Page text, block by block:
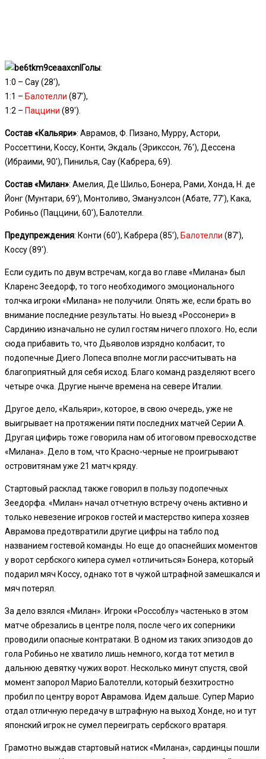
Голы:
1:0 – Сау (28′),
1:1 – Балотелли (87′),
1:2 – Паццини (89′).
Состав «Кальяри»: Аврамов, Ф. Пизано, Мурру, Астори,
Россеттини, Коссу, Конти, Экдаль (Эрикссон, 76′), Дессена
(Ибраими, 90′), Пинилья, Сау (Кабрера, 69).
Состав «Милан»: Амелия, Де Шильо, Бонера, Рами, Хонда, Н. де
Йонг (Мунтари, 69′), Монтоливо, Эмануэлсон (Абате, 77′), Кака,
Робиньо (Паццини, 60′), Балотелли.
Предупреждения: Конти (60′), Кабрера (85′), Балотелли (87′),
Коссу (89′).
Если судить по двум встречам, когда во главе «Милана» был
Кларенс Зеедорф, то того необходимого эмоционального
толчка игроки «Милана» не получили. Опять же, если брать во
внимание последние результаты. Но выезд «Россонери» в
Сардинию изначально не сулил гостям ничего плохого. Но, если
сюда прибавить то, что Дьяволов изрядно колбасит, то
подопечные Диего Лопеса вполне могли рассчитывать на
благоприятный для себя исход. Благо команд разделяют всего
четыре очка. Другие нынче времена на севере Италии.
Другое дело, «Кальяри», которое, в свою очередь, уже не
выигрывает на протяжении пяти последних матчей Серии А.
Другая цифирь тоже говорила нам об итоговом превосходстве
«Милана». Дело в том, что Красно-черные не проигрывают
островитянам уже 21 матч кряду.
Стартовый расклад также говорил в пользу подопечных
Зеедорфа. «Милан» начал отчетную встречу очень активно и
только невезение игроков гостей и мастерство кипера хозяев
Аврамова предотвратили другие цифры на табло под
названием гостевой команды. Но еще до опаснейших моментов
у ворот сербского кипера сумел «отличиться» Бонера, который
подарил мяч Коссу, однако тот в чужой штрафной замешкался и
мяч потерял.
За дело взялся «Милан». Игроки «Россоблу» частенько в этом
матче обрезались в центре поля, после чего их соперники
проводили опасные контратаки. В одном из таких эпизодов до
гола Робиньо не хватило лишь немного, когда тот метил в
дальнюю девятку чужих ворот. Несколько минут спустя, свой
момент запорол Марио Балотелли, который безхитростно
пробил по центру ворот Аврамова. Идем дальше. Супер Марио
отдал отличную передачу в штрафную на выход Хонде, но и тут
японский игрок не сумел переиграть сербского вратаря.
Грамотно выждав стартовый натиск «Милана», сардинцы пошли